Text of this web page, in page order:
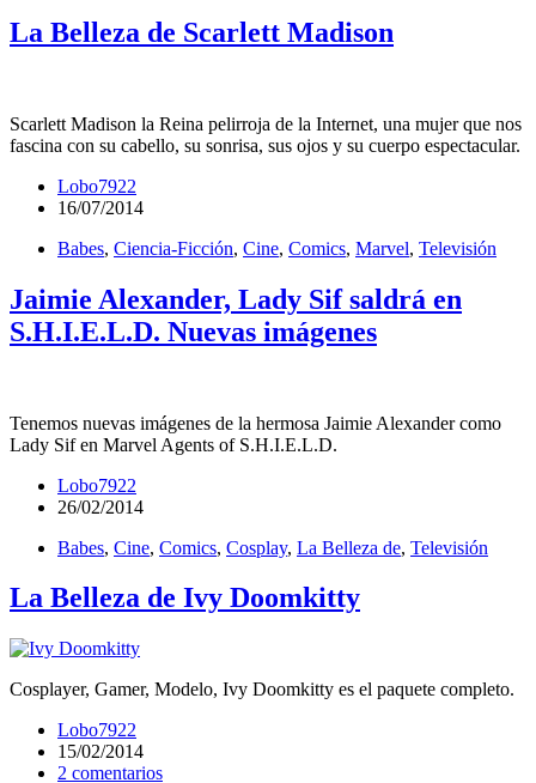
La Belleza de Scarlett Madison
Scarlett Madison la Reina pelirroja de la Internet, una mujer que nos
fascina con su cabello, su sonrisa, sus ojos y su cuerpo espectacular.
Lobo7922
16/07/2014
Babes, Ciencia-Ficción, Cine, Comics, Marvel, Televisión
Jaimie Alexander, Lady Sif saldrá en
S.H.I.E.L.D. Nuevas imágenes
Tenemos nuevas imágenes de la hermosa Jaimie Alexander como
Lady Sif en Marvel Agents of S.H.I.E.L.D.
Lobo7922
26/02/2014
Babes, Cine, Comics, Cosplay, La Belleza de, Televisión
La Belleza de Ivy Doomkitty
Cosplayer, Gamer, Modelo, Ivy Doomkitty es el paquete completo.
Lobo7922
15/02/2014
2 comentarios